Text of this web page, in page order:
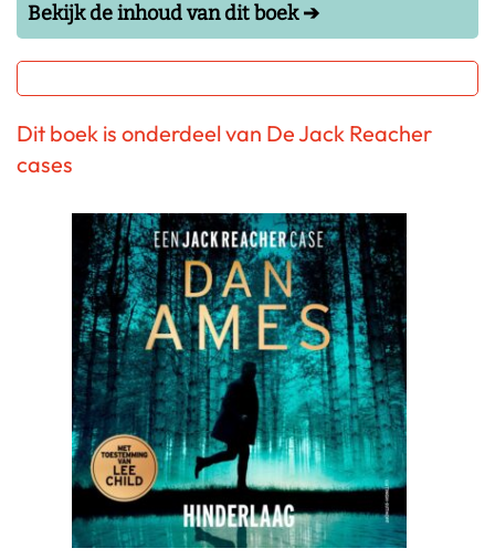
Bekijk de inhoud van dit boek ➔
Dit boek is onderdeel van De Jack Reacher
cases